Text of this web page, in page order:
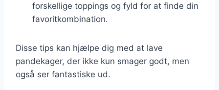
forskellige toppings og fyld for at finde din
favoritkombination.
Disse tips kan hjælpe dig med at lave
pandekager, der ikke kun smager godt, men
også ser fantastiske ud.